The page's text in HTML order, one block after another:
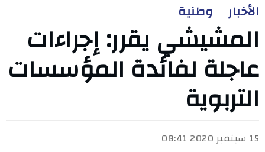
الأخبار وطنية
المشيشي يقرر: إجراءات
عاجلة لفائدة المؤسسات
التربوية
15 سبتمبر 2020 08:41